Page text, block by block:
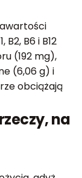
B6 i B12
(192 mg),
(6,06 g) i
obciążają
na